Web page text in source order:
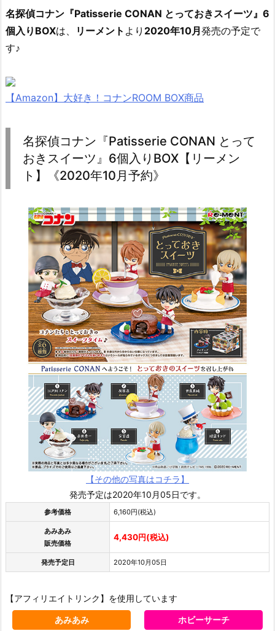
名探偵コナン『Patisserie CONAN とっておきスイーツ』6
個入りBOXは、 リーメント より 2020年10月発売の予定で
す♪
【Amazon】大好き！コナンROOM BOX商品
名探偵コナン『Patisserie CONAN とって
おきスイーツ』6個入りBOX【リーメン
ト】《2020年10月予約》
【その他の写真はコチラ】
発売予定は2020年10月05日です。
参考価格 6,160円(税込)
あみあみ
販売価格
4,430円(税込)
発売予定日 2020年10月05日
【アフィリエイトリンク】を使用しています
あみあみ ホビーサーチ